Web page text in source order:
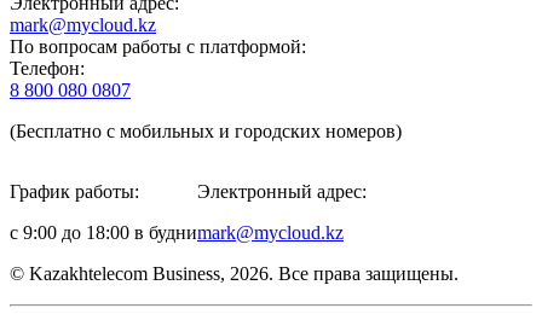
mark@mycloud.kz
По вопросам работы с платформой:
Телефон:
8 800 080 0807
(Бесплатно с мобильных и городских номеров)
График работы:
с 9:00 до 18:00 в будни
Электронный адрес:
mark@mycloud.kz
© Kazakhtelecom Business, 2026. Все права защищены.